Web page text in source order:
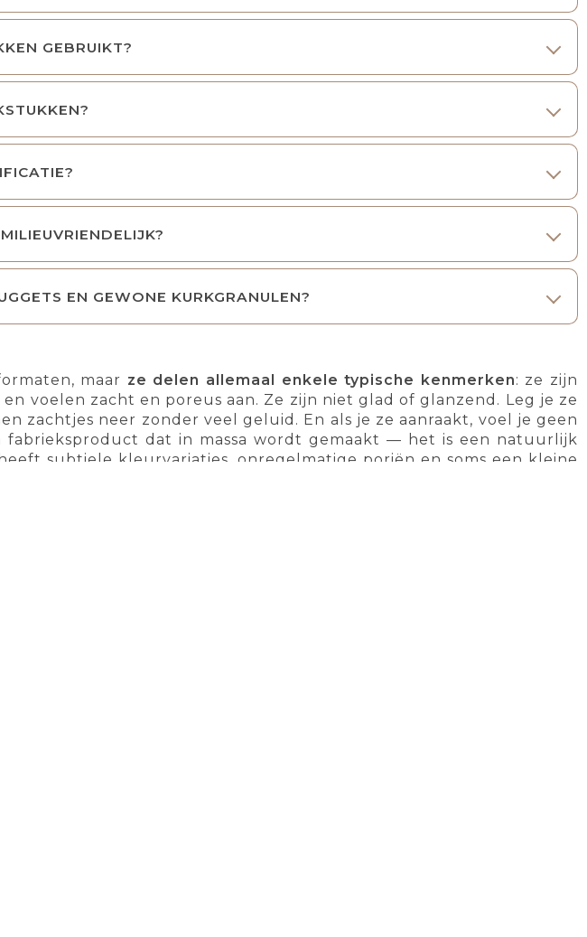
GEBRUIKT?
EN GEWONE KURKGRANULEN?
maar ze delen allemaal enkele typische kenmerken: ze zijn
voelen zacht en poreus aan. Ze zijn niet glad of glanzend. Leg je ze
zachtjes neer zonder veel geluid. En als je ze aanraakt, voel je geen
fabrieksproduct dat in massa wordt gemaakt — het is een natuurlijk
subtiele kleurvariaties, onregelmatige poriën en soms een kleine